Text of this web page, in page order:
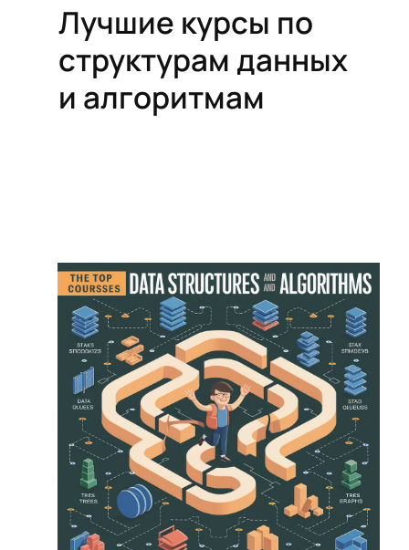
Лучшие курсы по
структурам данных
и алгоритмам